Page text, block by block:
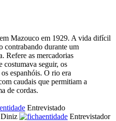
Mazouco em 1929. A vida difícil
contrabando durante um
Refere as mercadorias
costumava seguir, os
espanhóis. O rio era
caudais que permitiam a
de cordas.
Entrevistado
Diniz
Entrevistador